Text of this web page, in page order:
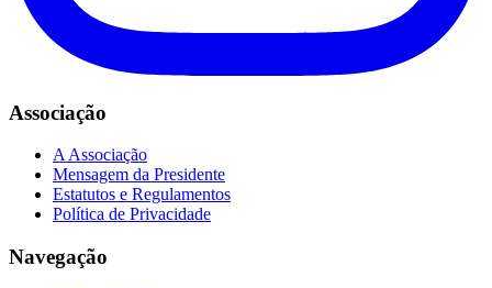
Associação
A Associação
Mensagem da Presidente
Estatutos e Regulamentos
Política de Privacidade
Navegação